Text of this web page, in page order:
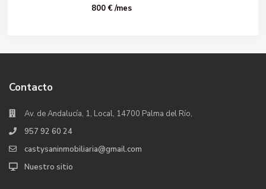
800 €/mes
Contacto
Av. de Andalucía, 1, Local, 14700 Palma del Río,
957 92 60 24
castysaninmobiliaria@gmail.com
Nuestro sitio